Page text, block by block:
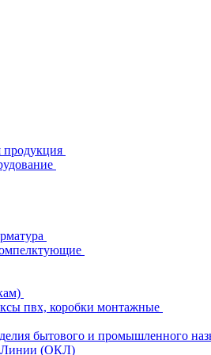
продукция
пвх, коробки монтажные
бытового и промышленного
Линии (ОКЛ)